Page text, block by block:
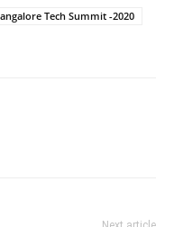
Tech Summit -2020